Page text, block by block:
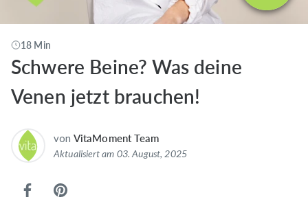
18 Min
Schwere Beine? Was deine
Venen jetzt brauchen!
von VitaMoment Team
Aktualisiert am 03. August, 2025